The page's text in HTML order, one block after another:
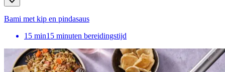
Bami met kip en pindasaus
15 min15 minuten bereidingstijd